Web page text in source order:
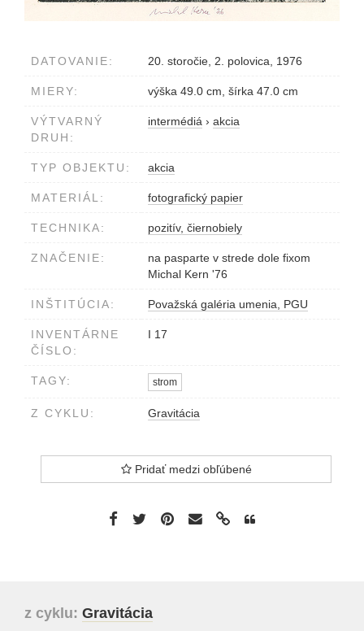
DATOVANIE: 20. storočie, 2. polovica, 1976
MIERY: výška 49.0 cm, šírka 47.0 cm
VÝTVARNÝ
DRUH:
intermédiá › akcia
TYP OBJEKTU: akcia
MATERIÁL: fotografický papier
TECHNIKA: pozitív, čiernobiely
ZNAČENIE:
na pasparte v strede dole fixom
Michal Kern '76
INŠTITÚCIA: Považská galéria umenia, PGU
INVENTÁRNE
ČÍSLO:
I 17
TAGY: strom
Z CYKLU: Gravitácia
Pridať medzi obľúbené
z cyklu: Gravitácia